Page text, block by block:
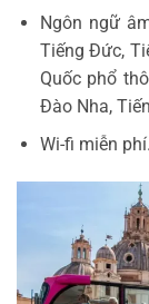
Ngôn ngữ
Tiếng Đức,
Quốc phổ
Đào Nha,
Wi-fi miễn phí.